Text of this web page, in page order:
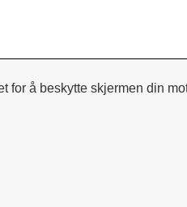
å beskytte skjermen din